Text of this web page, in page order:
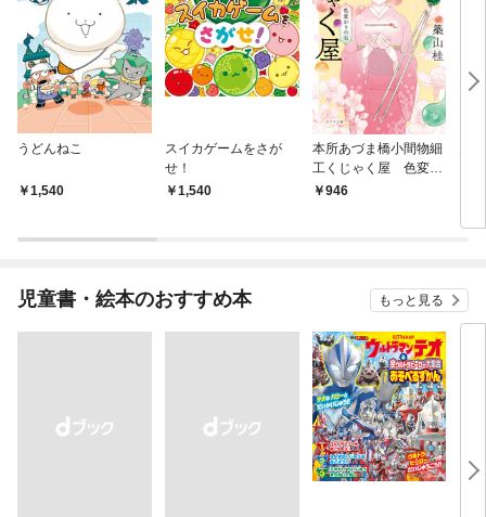
うどんねこ
1,540
スイカゲームをさが
せ！
1,540
本所あづま橋小間物細
工くじゃく屋 色変わ
りの石
946
児童書・絵本のおすすめ本 もっと見る